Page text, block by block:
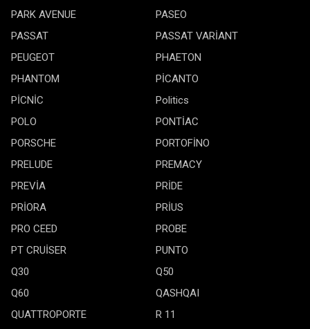
PARK AVENUE
PASEO
PASSAT
PASSAT VARİANT
PEUGEOT
PHAETON
PHANTOM
PİCANTO
PİCNİC
Politics
POLO
PONTİAC
PORSCHE
PORTOFİNO
PRELUDE
PREMACY
PREVİA
PRİDE
PRİORA
PRİUS
PRO CEED
PROBE
PT CRUİSER
PUNTO
Q30
Q50
Q60
QASHQAI
QUATTROPORTE
R 11